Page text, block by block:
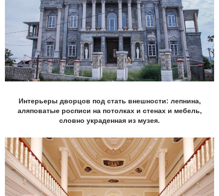
Интерьеры дворцов под стать внешности: лепнина,
аляповатые росписи на потолках и стенах и мебель,
словно украденная из музея.